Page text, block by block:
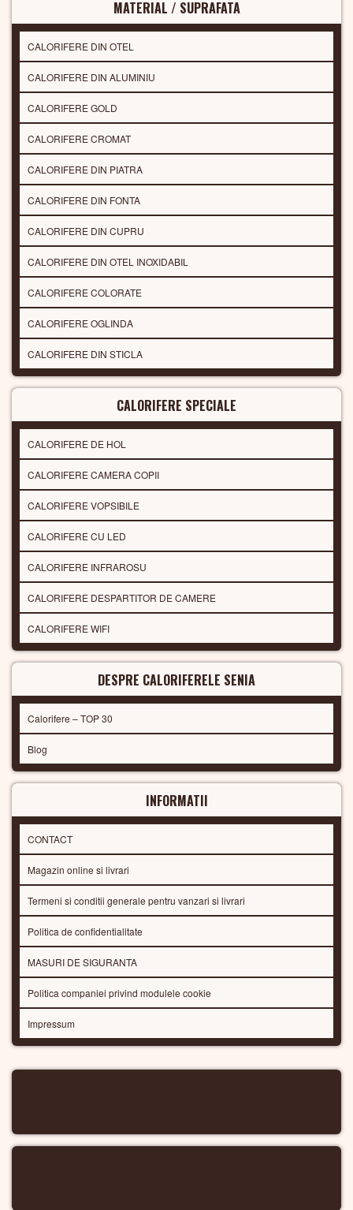
MATERIAL / SUPRAFATA
CALORIFERE DIN OTEL
CALORIFERE DIN ALUMINIU
CALORIFERE GOLD
CALORIFERE CROMAT
CALORIFERE DIN PIATRA
CALORIFERE DIN FONTA
CALORIFERE DIN CUPRU
CALORIFERE DIN OTEL INOXIDABIL
CALORIFERE COLORATE
CALORIFERE OGLINDA
CALORIFERE DIN STICLA
CALORIFERE SPECIALE
CALORIFERE DE HOL
CALORIFERE CAMERA COPII
CALORIFERE VOPSIBILE
CALORIFERE CU LED
CALORIFERE INFRAROSU
CALORIFERE DESPARTITOR DE CAMERE
CALORIFERE WIFI
DESPRE CALORIFERELE SENIA
Calorifere – TOP 30
Blog
INFORMATII
CONTACT
Magazin online si livrari
Termeni si conditii generale pentru vanzari si livrari
Politica de confidentialitate
MASURI DE SIGURANTA
Politica companiei privind modulele cookie
Impressum